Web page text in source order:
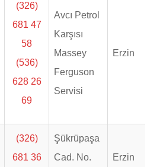
(326)
681 47
58
(536)
628 26
69
Avcı Petrol
Karşısı
Massey
Ferguson
Servisi
Erzin
(326)
681 36
Şükrüpaşa
Cad. No.
Erzin